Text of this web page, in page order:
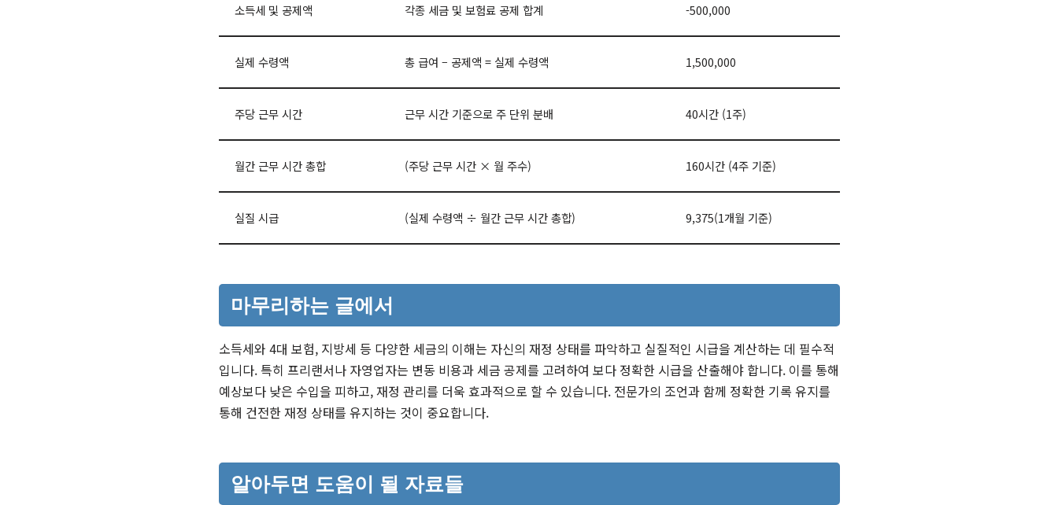
소득세 및 공제액 각종 세금 및 보험료 공제 합계 -500,000
실제 수령액 총 급여 – 공제액 = 실제 수령액 1,500,000
주당 근무 시간 근무 시간 기준으로 주 단위 분배 40시간 (1주)
월간 근무 시간 총합 (주당 근무 시간 × 월 주수) 160시간 (4주 기준)
실질 시급 (실제 수령액 ÷ 월간 근무 시간 총합) 9,375(1개월 기준)
마무리하는 글에서
소득세와 4대 보험, 지방세 등 다양한 세금의 이해는 자신의 재정 상태를 파악하고 실질적인 시급을 계산하는 데 필수적
입니다. 특히 프리랜서나 자영업자는 변동 비용과 세금 공제를 고려하여 보다 정확한 시급을 산출해야 합니다. 이를 통해
예상보다 낮은 수입을 피하고, 재정 관리를 더욱 효과적으로 할 수 있습니다. 전문가의 조언과 함께 정확한 기록 유지를
통해 건전한 재정 상태를 유지하는 것이 중요합니다.
알아두면 도움이 될 자료들